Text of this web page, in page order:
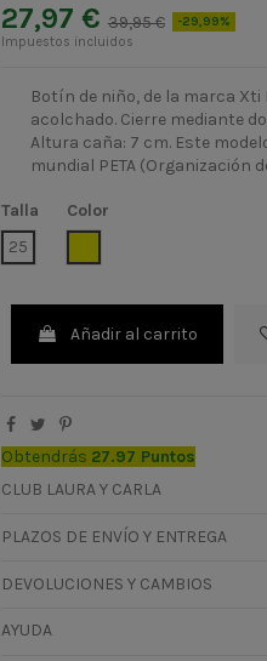
27,97 € 39,95 €
-29,99%
Impuestos incluidos
Botín de niño, de la marca
acolchado. Cierre mediante
Altura caña: 7 cm. Este
mundial PETA (Organización
Talla
25
Color
Añadir al carrito
Obtendrás 27.97 Puntos
CLUB LAURA Y CARLA
PLAZOS DE ENVÍO Y ENTREGA
DEVOLUCIONES Y CAMBIOS
AYUDA